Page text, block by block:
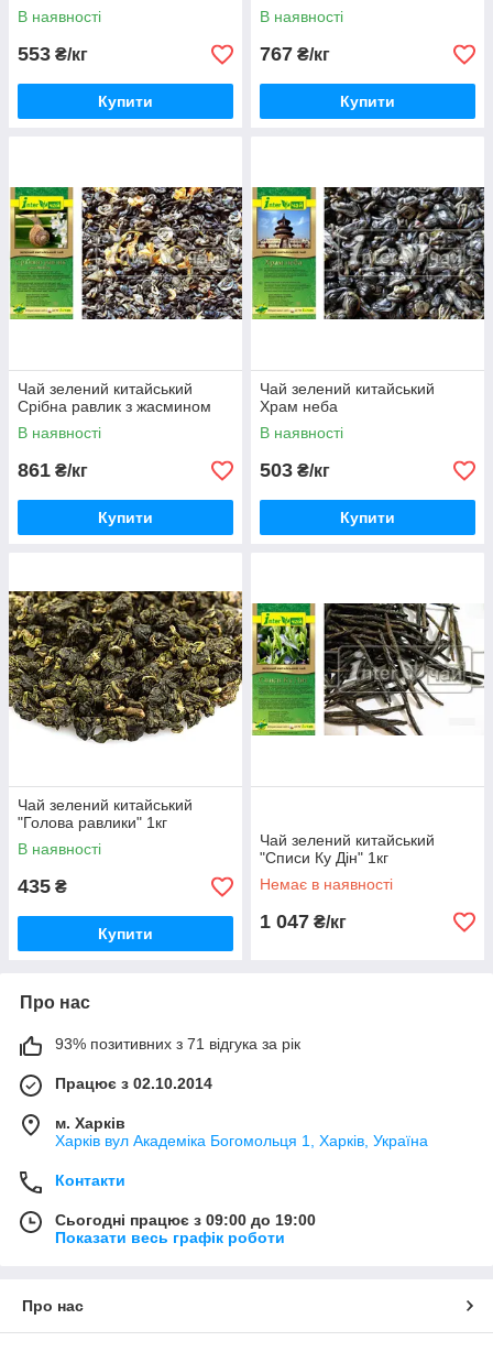
В наявності
553 ₴/кг
Купити
В наявності
767 ₴/кг
Купити
Чай зелений китайський
Срібна равлик з жасмином
В наявності
861 ₴/кг
Купити
Чай зелений китайський
Храм неба
В наявності
503 ₴/кг
Купити
Чай зелений китайський
"Голова равлики" 1кг
В наявності
435 ₴
Купити
Чай зелений китайський
"Списи Ку Дін" 1кг
Немає в наявності
1 047 ₴/кг
Про нас
93% позитивних з 71 відгука за рік
Працює з 02.10.2014
м. Харків
Харків вул Академіка Богомольця 1, Харків, Україна
Контакти
Сьогодні працює з 09:00 до 19:00
Показати весь графік роботи
Про нас